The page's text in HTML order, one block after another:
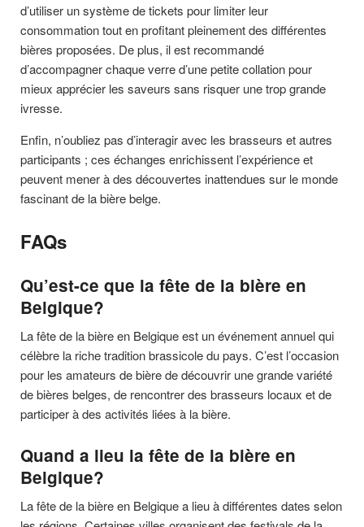
d’utiliser un système de tickets pour limiter leur
consommation tout en profitant pleinement des différentes
bières proposées. De plus, il est recommandé
d’accompagner chaque verre d’une petite collation pour
mieux apprécier les saveurs sans risquer une trop grande
ivresse.
Enfin, n’oubliez pas d’interagir avec les brasseurs et autres
participants ; ces échanges enrichissent l’expérience et
peuvent mener à des découvertes inattendues sur le monde
fascinant de la bière belge.
FAQs
Qu’est-ce que la fête de la bière en
Belgique?
La fête de la bière en Belgique est un événement annuel qui
célèbre la riche tradition brassicole du pays. C’est l’occasion
pour les amateurs de bière de découvrir une grande variété
de bières belges, de rencontrer des brasseurs locaux et de
participer à des activités liées à la bière.
Quand a lieu la fête de la bière en
Belgique?
La fête de la bière en Belgique a lieu à différentes dates selon